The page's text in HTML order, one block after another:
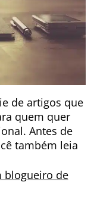
de artigos que
quem quer
Antes de
também leia
blogueiro de